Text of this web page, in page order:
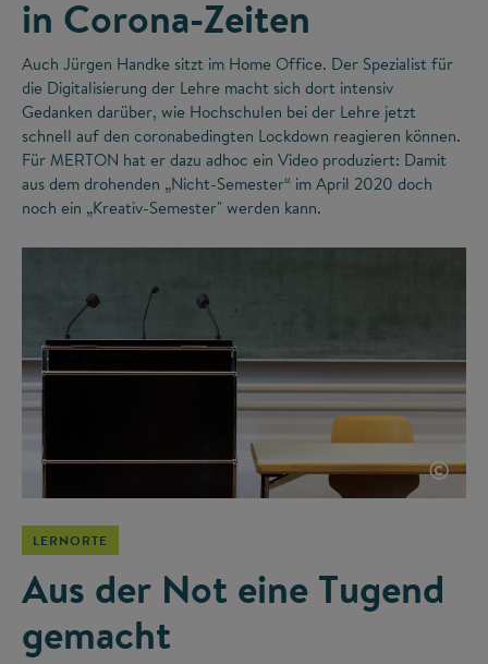
in Corona-Zeiten
Auch Jürgen Handke sitzt im Home Office. Der Spezialist für
die Digitalisierung der Lehre macht sich dort intensiv
Gedanken darüber, wie Hochschulen bei der Lehre jetzt
schnell auf den coronabedingten Lockdown reagieren können.
Für MERTON hat er dazu adhoc ein Video produziert: Damit
aus dem drohenden „Nicht-Semester“ im April 2020 doch
noch ein „Kreativ-Semester" werden kann.
©
LERNORTE
Aus der Not eine Tugend
gemacht